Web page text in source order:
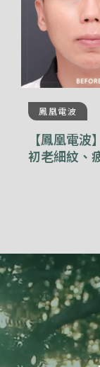
【鳳凰電
初老細紋、
鳳凰電波